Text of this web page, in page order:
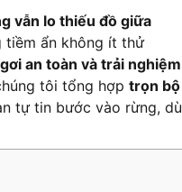
vẫn lo thiếu đồ giữa
tiềm ẩn không ít thử
an toàn và trải nghiệm
tôi tổng hợp trọn bộ
tự tin bước vào rừng, dù